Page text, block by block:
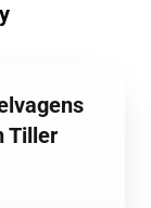
Tiller